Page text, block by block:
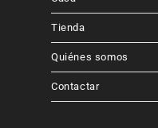
Tienda
Quiénes somos
Contactar